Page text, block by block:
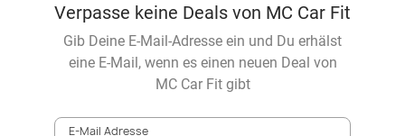
Verpasse keine Deals von MC Car Fit
Gib Deine E-Mail-Adresse ein und Du erhälst
eine E-Mail, wenn es einen neuen Deal von
MC Car Fitgibt
E-Mail Adresse